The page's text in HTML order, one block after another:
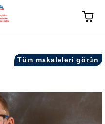
Tüm makaleleri görün